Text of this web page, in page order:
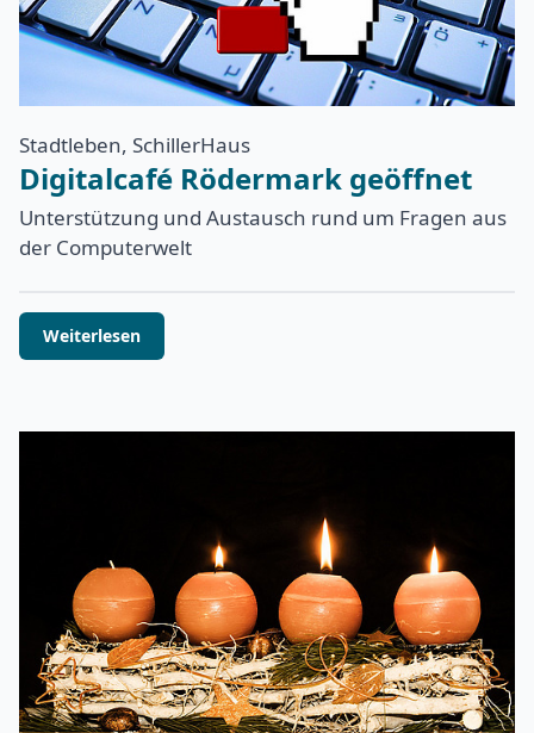
Stadtleben, SchillerHaus
Digitalcafé Rödermark geöffnet
Unterstützung und Austausch rund um Fragen aus
der Computerwelt
Weiterlesen